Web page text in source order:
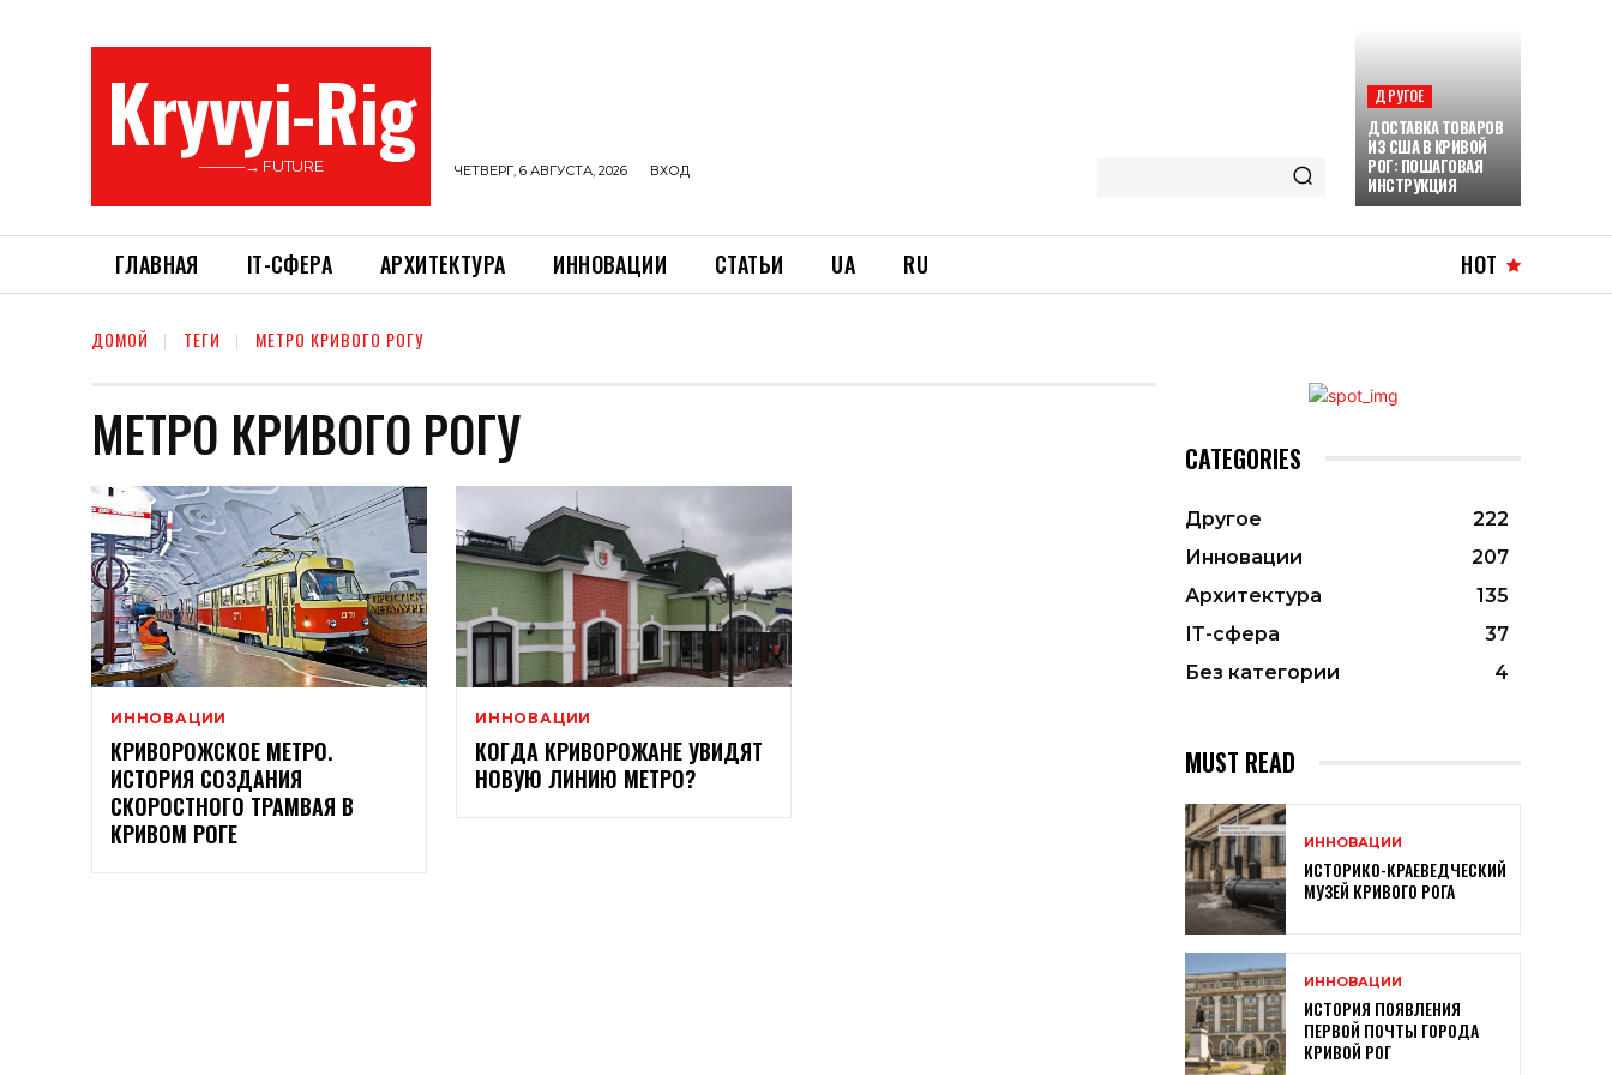
Kryvyi-Rig
———→ FUTURE ЧЕТВЕРГ, 6 АВГУСТА, 2026 ВХОД
ДРУГОЕ
ДОСТАВКА ТОВАРОВ
ИЗ США В КРИВОЙ
РОГ: ПОШАГОВАЯ
ИНСТРУКЦИЯ
ГЛАВНАЯ ІТ-СФЕРА АРХИТЕКТУРА ИННОВАЦИИ СТАТЬИ UA RU HOT
ДОМОЙ ТЕГИ МЕТРО КРИВОГО РОГУ
МЕТРО КРИВОГО РОГУ
ИННОВАЦИИ
КРИВОРОЖСКОЕ МЕТРО.
ИСТОРИЯ СОЗДАНИЯ
СКОРОСТНОГО ТРАМВАЯ В
КРИВОМ РОГЕ
ИННОВАЦИИ
КОГДА КРИВОРОЖАНЕ УВИДЯТ
НОВУЮ ЛИНИЮ МЕТРО?
CATEGORIES
Другое
222
Инновации
207
Архитектура
135
ІТ-сфера
37
Без категории
4
MUST READ
ИННОВАЦИИ
ИСТОРИКО-КРАЕВЕДЧЕСКИЙ
МУЗЕЙ КРИВОГО РОГА
ИННОВАЦИИ
ИСТОРИЯ ПОЯВЛЕНИЯ
ПЕРВОЙ ПОЧТЫ ГОРОДА
КРИВОЙ РОГ